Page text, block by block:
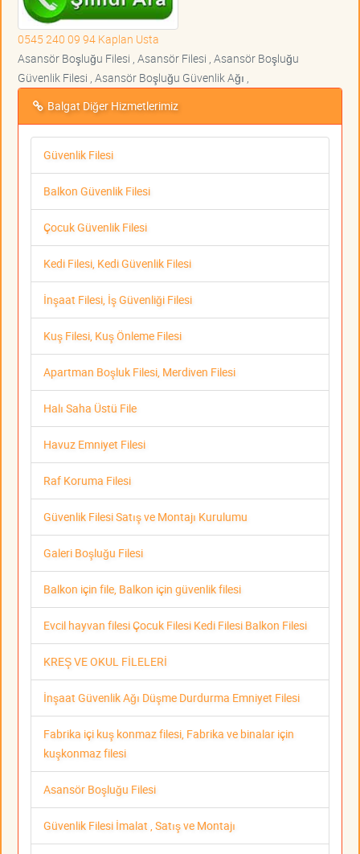
0545 240 09 94 Kaplan Usta
Asansör Boşluğu Filesi , Asansör Filesi , Asansör Boşluğu
Güvenlik Filesi , Asansör Boşluğu Güvenlik Ağı ,
Balgat Diğer Hizmetlerimiz
Güvenlik Filesi
Balkon Güvenlik Filesi
Çocuk Güvenlik Filesi
Kedi Filesi, Kedi Güvenlik Filesi
İnşaat Filesi, İş Güvenliği Filesi
Kuş Filesi, Kuş Önleme Filesi
Apartman Boşluk Filesi, Merdiven Filesi
Halı Saha Üstü File
Havuz Emniyet Filesi
Raf Koruma Filesi
Güvenlik Filesi Satış ve Montajı Kurulumu
Galeri Boşluğu Filesi
Balkon için file, Balkon için güvenlik filesi
Evcil hayvan filesi Çocuk Filesi Kedi Filesi Balkon Filesi
KREŞ VE OKUL FİLELERİ
İnşaat Güvenlik Ağı Düşme Durdurma Emniyet Filesi
Fabrika içi kuş konmaz filesi, Fabrika ve binalar için
kuşkonmaz filesi
Asansör Boşluğu Filesi
Güvenlik Filesi İmalat , Satış ve Montajı